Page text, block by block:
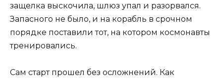
защелка выскочила, шлюз упал и разорвался.
Запасного не было, и на корабль в срочном
порядке поставили тот, на котором космонавты
тренировались.
Сам старт прошел без осложнений. Как